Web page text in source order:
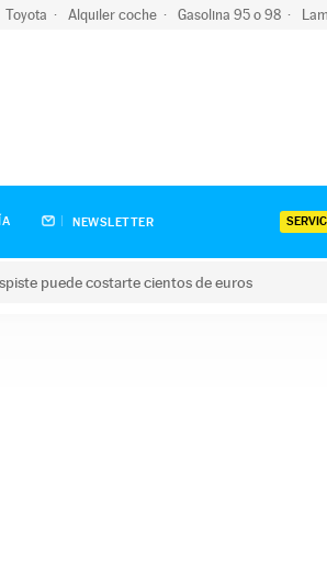
Toyota Alquiler coche Gasolina 95 o 98
NEWSLETTER
puede costarte cientos de euros